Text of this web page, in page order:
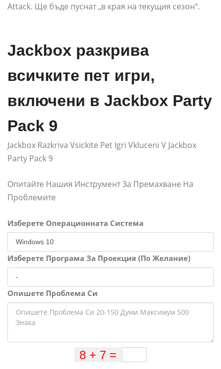
Attack. Ще бъде пуснат „в края на текущия сезон“.
Jackbox разкрива
всичките пет игри,
включени в Jackbox Party
Pack 9
Jackbox Razkriva Vsickite Pet Igri Vkluceni V Jackbox
Party Pack 9
Опитайте Нашия Инструмент За Премахване На
Проблемите
Изберете Операционната Система
Изберете Програма За Проекция (По Желание)
Опишете Проблема Си